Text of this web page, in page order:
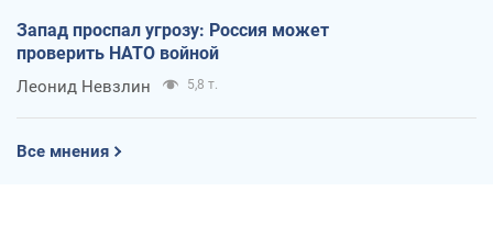
Запад проспал угрозу: Россия может
проверить НАТО войной
Леонид Невзлин 5,8 т.
Все мнения